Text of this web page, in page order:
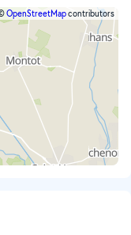
OpenStreetMapcontributors